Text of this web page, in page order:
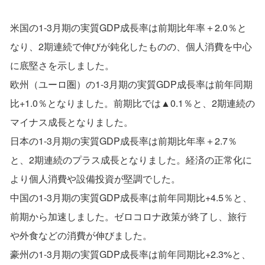
米国の1-3月期の実質GDP成長率は前期比年率＋2.0％と
なり、2期連続で伸びが鈍化したものの、個人消費を中心
に底堅さを示しました。
欧州（ユーロ圏）の1-3月期の実質GDP成長率は前年同期
比+1.0％となりました。前期比では▲0.1％と、2期連続の
マイナス成長となりました。
日本の1-3月期の実質GDP成長率は前期比年率＋2.7％
と、2期連続のプラス成長となりました。経済の正常化に
より個人消費や設備投資が堅調でした。
中国の1-3月期の実質GDP成長率は前年同期比+4.5％と、
前期から加速しました。ゼロコロナ政策が終了し、旅行
や外食などの消費が伸びました。
豪州の1-3月期の実質GDP成長率は前年同期比+2.3%と、